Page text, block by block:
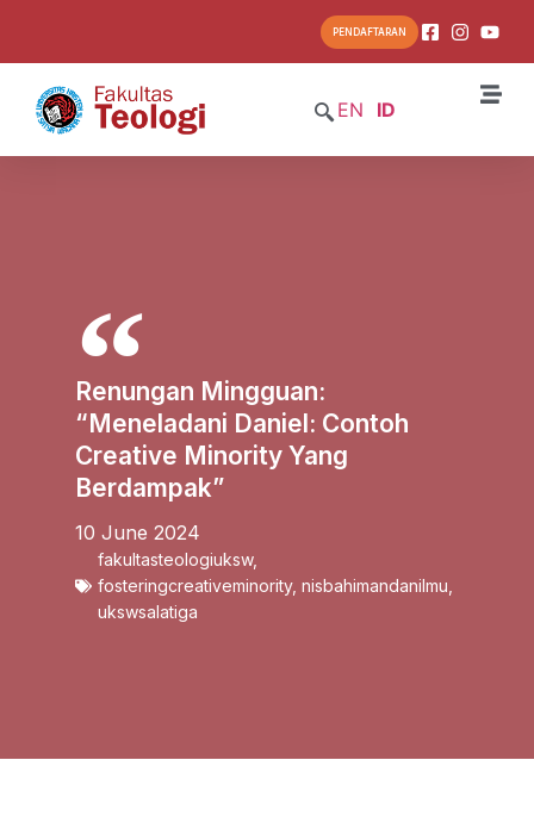
PENDAFTARAN
EN ID
Renungan Mingguan:
“Meneladani Daniel: Contoh
Creative Minority Yang
Berdampak”
10 June 2024
fakultasteologiuksw,
fosteringcreativeminority, nisbahimandanilmu
ukswsalatiga